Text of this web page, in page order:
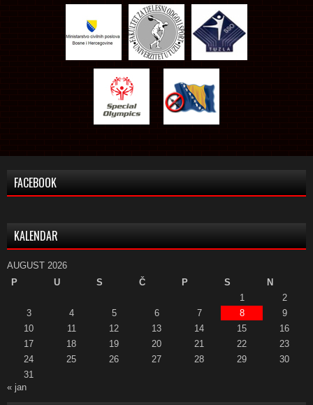
FACEBOOK
KALENDAR
AUGUST 2026
P
U S Č P S
N
1
2
3
4 5 6 7 8
9
10
11 12 13 14 15
16
17
18 19 20 21 22
23
24
25 26 27 28 29
30
31
« jan